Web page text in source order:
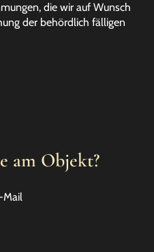
die wir auf Wunsch
der behördlich fälligen
am Objekt?
Mail